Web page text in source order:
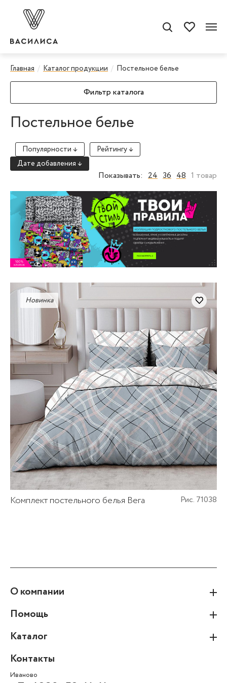
Главная Каталог продукции Постельное белье
Фильтр каталога
Постельное белье
Популярности ↓
Рейтингу ↓
Дате добавления ↓
Показывать: 24 36 48 1 товар
Новинка
Комплект постельного белья Вега Рис. 71038
О компании
Помощь
Каталог
Контакты
Иваново